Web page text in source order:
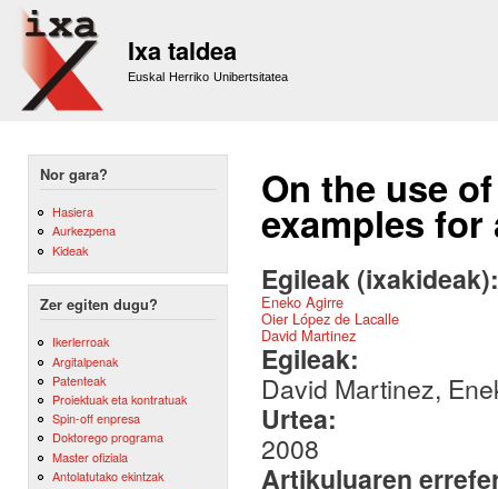
Ixa taldea
Euskal Herriko Unibertsitatea
Nor gara?
Hasiera
Aurkezpena
Kideak
Zer egiten dugu?
Ikerlerroak
Argitalpenak
Patenteak
Proiektuak eta kontratuak
Spin-off enpresa
Doktorego programa
Master ofiziala
Antolatutako ekintzak
On the use
examples for
Egileak
Eneko Agirre
Oier López de Lacalle
David Martinez
Egileak:
David Martinez,
Urtea:
2008
Artikuluaren